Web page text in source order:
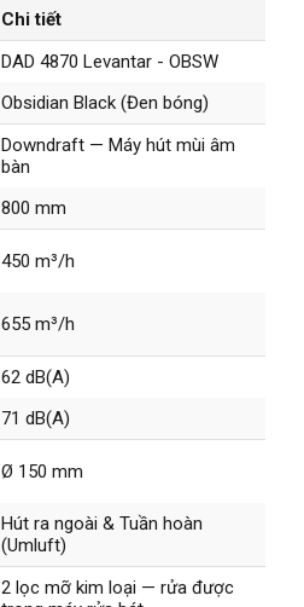
Chi tiết
DAD 4870 Levantar - OBSW
Obsidian Black (Đen bóng)
Downdraft — Máy hút mùi âm
bàn
800 mm
450 m³/h
655 m³/h
62 dB(A)
71 dB(A)
Ø 150 mm
Hút ra ngoài & Tuần hoàn
(Umluft)
2 lọc mỡ kim loại — rửa được